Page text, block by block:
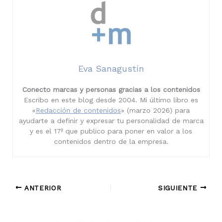
Eva Sanagustín
Conecto marcas y personas gracias a los contenidos
Escribo en este blog desde 2004. Mi último libro es
«Redacción de contenidos» (marzo 2026) para
ayudarte a definir y expresar tu personalidad de marca
y es el 17º que publico para poner en valor a los
contenidos dentro de la empresa.
ANTERIOR SIGUIENTE